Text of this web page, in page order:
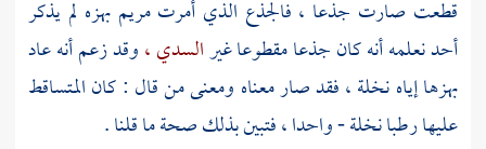
قطعت صارت جذعا ، فالجذع الذي أمرت مريم بهزه لم يذكر
أحد نعلمه أنه كان جذعا مقطوعا غيرالسدي ،وقد زعم أنه عاد
بهزها إياه نخلة ، فقد صار معناه ومعنى من قال : كان المتساقط
عليها رطبا نخلة - واحدا ، فتبين بذلك صحة ما قلنا .